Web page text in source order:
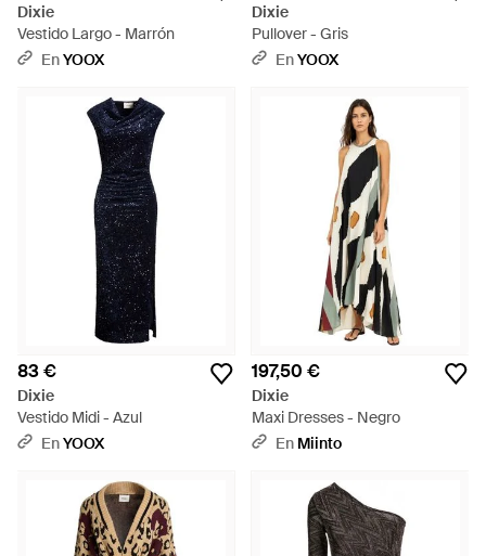
Dixie
Vestido Largo - Marrón
EnYOOX
Dixie
Pullover - Gris
EnYOOX
83 €
Dixie
Vestido Midi - Azul
EnYOOX
197,50 €
Dixie
Maxi Dresses - Negro
En Miinto